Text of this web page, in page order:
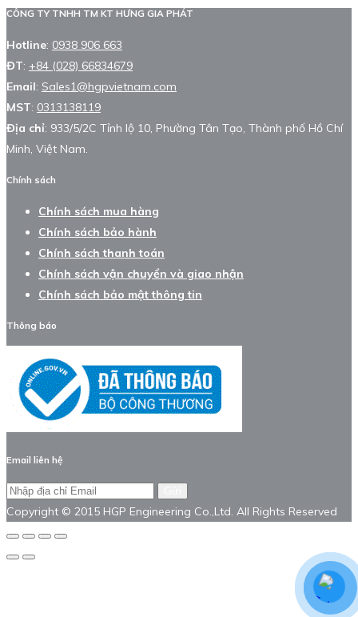
CÔNG TY TNHH TM KT HƯNG GIA PHÁT
Hotline: 0938 906 663
ĐT: +84 (028) 66834679
Email: Sales1@hgpvietnam.com
MST: 0313138119
Địa chỉ: 933/5/2C Tỉnh lộ 10, Phường Tân Tạo, Thành phố Hồ Chí
Minh, Việt Nam.
Chính sách
Chính sách mua hàng
Chính sách bảo hành
Chính sách thanh toán
Chính sách vận chuyển và giao nhận
Chính sách bảo mật thông tin
Thông báo
Email liên hệ
Copyright © 2015 HGP Engineering Co.,Ltd. All Rights Reserved